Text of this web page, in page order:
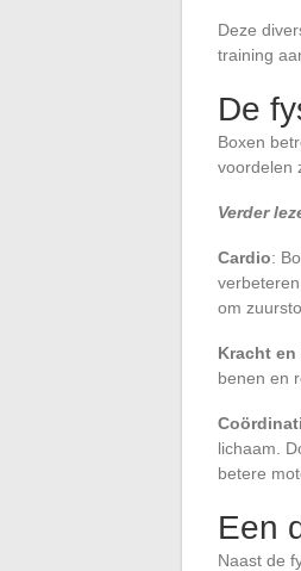
Deze
training
De
Boxen
voordelen
Verder
Cardio:
om
Kracht
benen en
lichaam.
betere
Een
Naast de